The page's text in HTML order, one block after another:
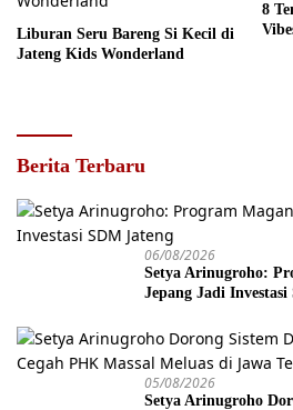
Liburan Seru Bareng Si Kecil di
Jateng Kids Wonderland
8
Berita Terbaru
06/08/2026
Setya Arinugroho:
Jepang Jadi Investasi
05/08/2026
Setya Arinugroho